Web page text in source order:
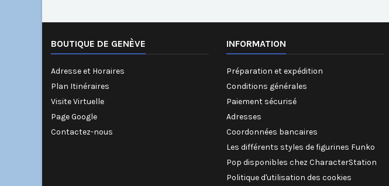
BOUTIQUE DE GENÈVE
Adresse et Horaires
Plan Itinéraires
Visite Virtuelle
Page Google
Contactez-nous
INFORMATION
Préparation et expédition
Conditions générales
Paiement sécurisé
Adresses
Coordonnées bancaires
Les différents styles de figurines Funko
Pop disponibles chez CharacterStation
Politique d'utilisation des cookies